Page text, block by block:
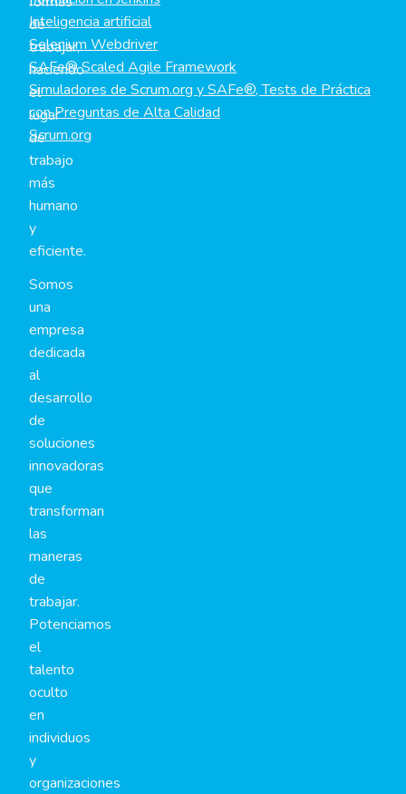
de
trabajar,
haciendo
el
lugar
de
trabajo
más
humano
y
eficiente.
Somos
una
empresa
dedicada
al
desarrollo
de
soluciones
innovadoras
que
transforman
las
maneras
de
trabajar.
Potenciamos
el
talento
oculto
en
individuos
y
organizaciones
Inteligencia artificial
Selenium Webdriver
SAFe® Scaled Agile Framework
Simuladores de Scrum.org y SAFe®, Tests de Práctica
con Preguntas de Alta Calidad
Scrum.org